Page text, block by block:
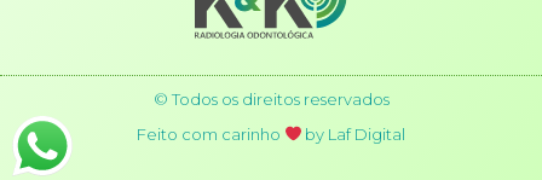
© Todos os direitos reservados
Feito com carinho
by Laf Digital